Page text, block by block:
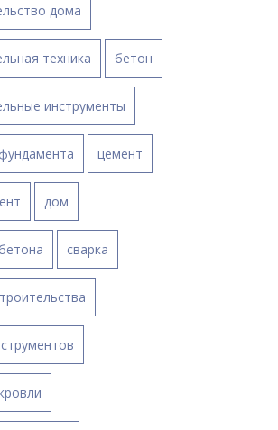
дома
техника бетон
инструменты
цемент
дом
сварка